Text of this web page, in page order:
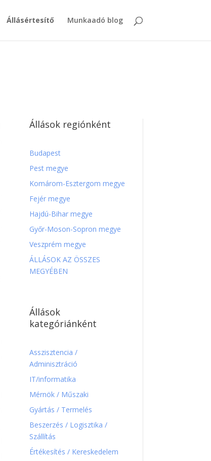
Állásértesítő Munkaadó blog
Állások regiónként
Budapest
Pest megye
Komárom-Esztergom megye
Fejér megye
Hajdú-Bihar megye
Győr-Moson-Sopron megye
Veszprém megye
ÁLLÁSOK AZ ÖSSZES
MEGYÉBEN
Állások
kategóriánként
Asszisztencia /
Adminisztráció
IT/informatika
Mérnök / Műszaki
Gyártás / Termelés
Beszerzés / Logisztika /
Szállítás
Értékesítés / Kereskedelem